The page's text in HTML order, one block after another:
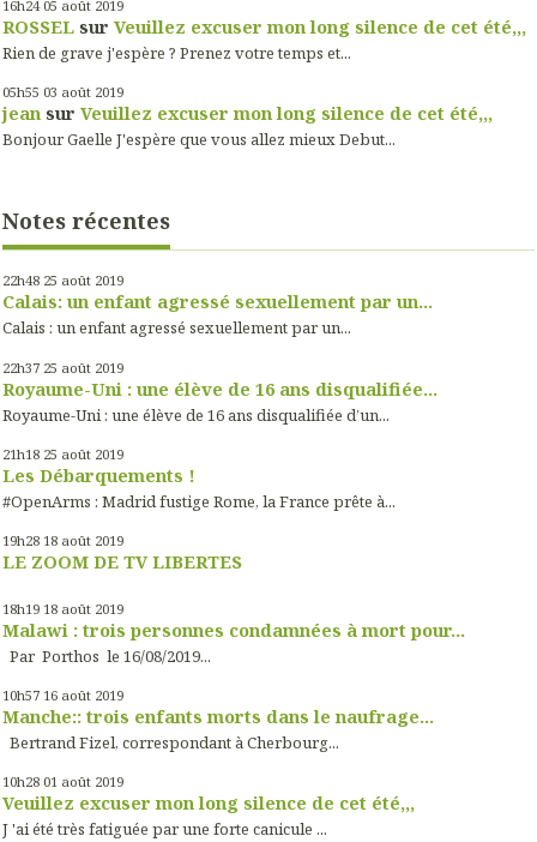
16h24 05 août 2019
ROSSEL sur Veuillez excuser mon long silence de cet été,,,
Rien de grave j'espère ? Prenez votre temps et...
05h55 03 août 2019
jean sur Veuillez excuser mon long silence de cet été,,,
Bonjour Gaelle J'espère que vous allez mieux Debut...
Notes récentes
22h48 25 août 2019
Calais: un enfant agressé sexuellement par un...
Calais : un enfant agressé sexuellement par un...
22h37 25 août 2019
Royaume-Uni : une élève de 16 ans disqualifiée...
Royaume-Uni : une élève de 16 ans disqualifiée d’un...
21h18 25 août 2019
Les Débarquements !
#OpenArms : Madrid fustige Rome, la France prête à...
19h28 18 août 2019
LE ZOOM DE TV LIBERTES
18h19 18 août 2019
Malawi : trois personnes condamnées à mort pour...
Par Porthos le 16/08/2019...
10h57 16 août 2019
Manche:: trois enfants morts dans le naufrage...
Bertrand Fizel, correspondant à Cherbourg...
10h28 01 août 2019
Veuillez excuser mon long silence de cet été,,,
J 'ai été très fatiguée par une forte canicule ...